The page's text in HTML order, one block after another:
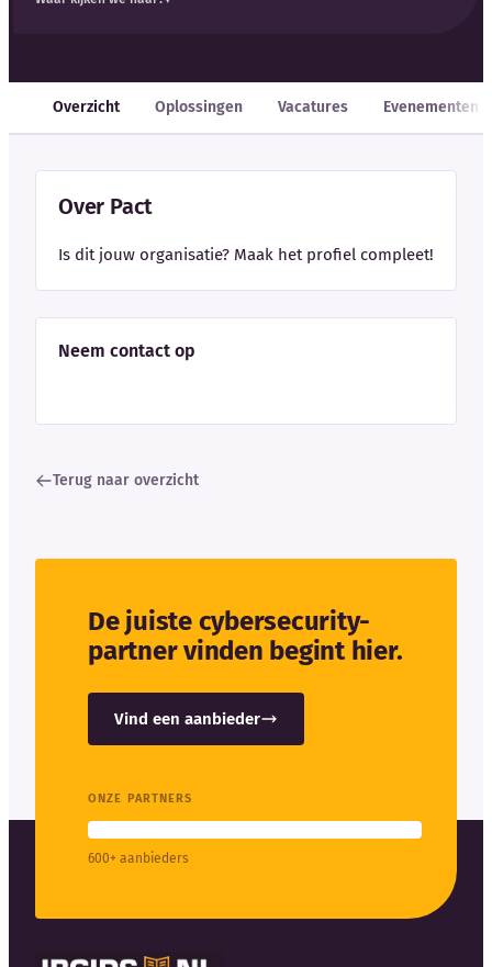
Overzicht Oplossingen Vacatures Evenementen
Over Pact
Is dit jouw organisatie? Maak het profiel compleet!
Neem contact op
Terug naar overzicht
De juiste cybersecurity-
partner vinden begint hier.
Vind een aanbieder
ONZE PARTNERS
600+ aanbieders